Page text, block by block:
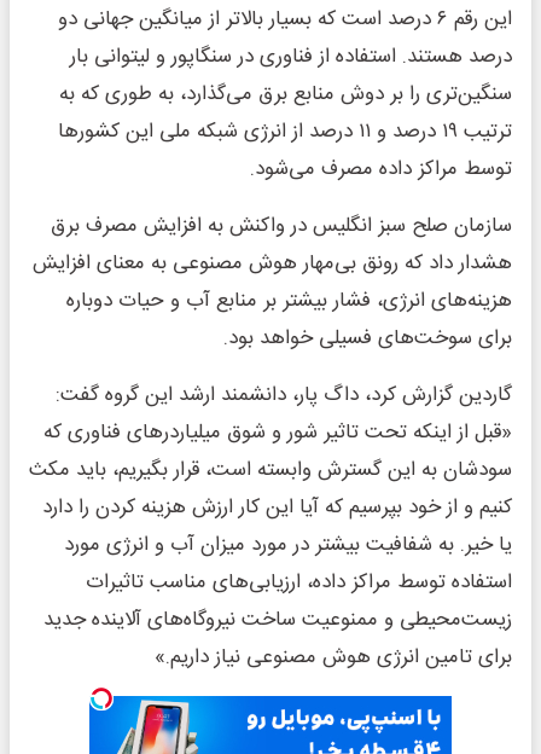
این رقم ۶ درصد است که بسیار بالاتر از میانگین جهانی دو
درصد هستند. استفاده از فناوری در سنگاپور و لیتوانی بار
سنگین‌تری را بر دوش منابع برق می‌گذارد، به طوری که به
ترتیب ۱۹ درصد و ۱۱ درصد از انرژی شبکه ملی این کشورها
توسط مراکز داده مصرف می‌شود.
سازمان صلح سبز انگلیس در واکنش به افزایش مصرف برق
هشدار داد که رونق بی‌مهار هوش مصنوعی به معنای افزایش
هزینه‌های انرژی، فشار بیشتر بر منابع آب و حیات دوباره
برای سوخت‌های فسیلی خواهد بود.
گاردین گزارش کرد، داگ پار، دانشمند ارشد این گروه گفت:
«قبل از اینکه تحت تاثیر شور و شوق میلیاردرهای فناوری که
سودشان به این گسترش وابسته است، قرار بگیریم، باید مکث
کنیم و از خود بپرسیم که آیا این کار ارزش هزینه کردن را دارد
یا خیر. به شفافیت بیشتر در مورد میزان آب و انرژی مورد
استفاده توسط مراکز داده، ارزیابی‌های مناسب تاثیرات
زیست‌محیطی و ممنوعیت ساخت نیروگاه‌های آلاینده جدید
برای تامین انرژی هوش مصنوعی نیاز داریم.»